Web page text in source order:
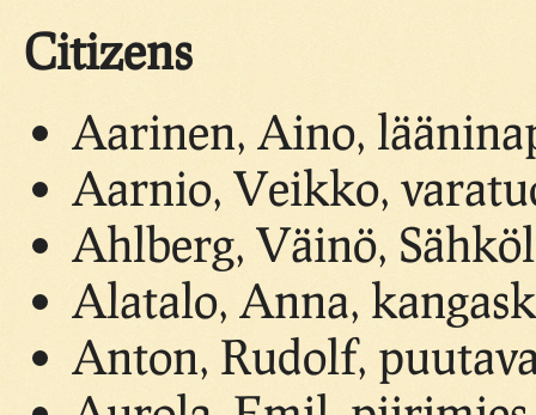
Citizens
Aarinen, Aino,
Aarnio, Veikko,
Ahlberg, Väinö,
Alatalo, Anna,
Anton, Rudolf,